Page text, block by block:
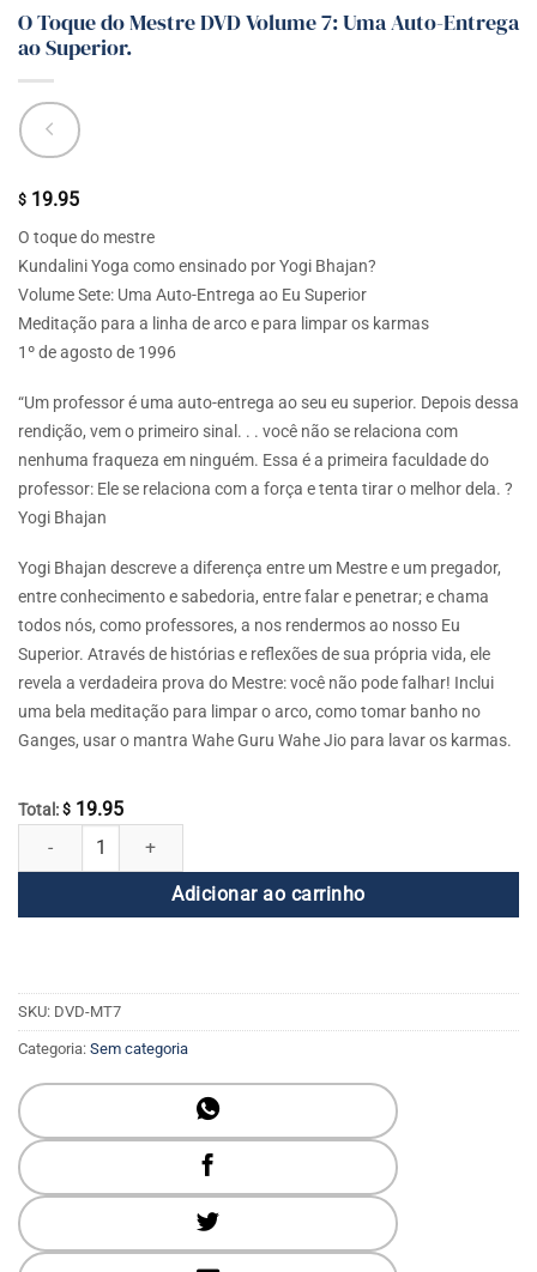
O Toque do Mestre DVD Volume 7: Uma Auto-Entrega
ao Superior.
$ 19.95
O toque do mestre
Kundalini Yoga como ensinado por Yogi Bhajan?
Volume Sete: Uma Auto-Entrega ao Eu Superior
Meditação para a linha de arco e para limpar os karmas
1º de agosto de 1996
“Um professor é uma auto-entrega ao seu eu superior. Depois dessa
rendição, vem o primeiro sinal. . . você não se relaciona com
nenhuma fraqueza em ninguém. Essa é a primeira faculdade do
professor: Ele se relaciona com a força e tenta tirar o melhor dela. ?
Yogi Bhajan
Yogi Bhajan descreve a diferença entre um Mestre e um pregador,
entre conhecimento e sabedoria, entre falar e penetrar; e chama
todos nós, como professores, a nos rendermos ao nosso Eu
Superior. Através de histórias e reflexões de sua própria vida, ele
revela a verdadeira prova do Mestre: você não pode falhar! Inclui
uma bela meditação para limpar o arco, como tomar banho no
Ganges, usar o mantra Wahe Guru Wahe Jio para lavar os karmas.
Total: $ 19.95
O Toque do Mestre DVD Volume 7: Uma Auto-Entrega ao Superior.
Adicionar ao carrinho
SKU: DVD-MT7
Categoria: Sem categoria